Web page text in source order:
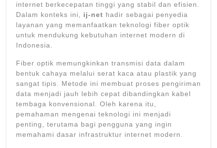
internet berkecepatan tinggi yang stabil dan efisien.
Dalam konteks ini, ij-net hadir sebagai penyedia
layanan yang memanfaatkan teknologi fiber optik
untuk mendukung kebutuhan internet modern di
Indonesia.
Fiber optik memungkinkan transmisi data dalam
bentuk cahaya melalui serat kaca atau plastik yang
sangat tipis. Metode ini membuat proses pengiriman
data menjadi jauh lebih cepat dibandingkan kabel
tembaga konvensional. Oleh karena itu,
pemahaman mengenai teknologi ini menjadi
penting, terutama bagi pengguna yang ingin
memahami dasar infrastruktur internet modern.